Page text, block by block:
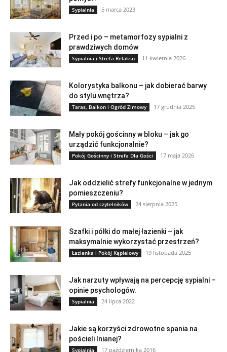
Sypialnia 5 marca 2023
Przed i po – metamorfozy sypialni z
prawdziwych domów
Sypialnia i Strefa Relaksu 11 kwietnia 2026
Kolorystyka balkonu – jak dobierać barwy
do stylu wnętrza?
Taras, Balkon i Ogród Zimowy 17 grudnia 2025
Mały pokój gościnny w bloku – jak go
urządzić funkcjonalnie?
Pokój Gościnny i Strefa Dla Gości 17 maja 2026
Jak oddzielić strefy funkcjonalne w jednym
pomieszczeniu?
Pytania od czytelników 24 sierpnia 2025
Szafki i półki do małej łazienki – jak
maksymalnie wykorzystać przestrzeń?
Łazienka i Pokój Kąpielowy 19 listopada 2025
Jak narzuty wpływają na percepcję sypialni –
opinie psychologów.
Sypialnia 24 lipca 2022
Jakie są korzyści zdrowotne spania na
pościeli lnianej?
Sypialnia 17 października 2016